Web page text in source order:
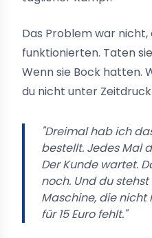
Das Problem war
funktionierten. Taten
Wenn sie Bock hatten.
du nicht unter
"Dreimal hab ich
bestellt. Jedes Mal
Der Kunde wartet.
noch. Und du
Maschine, die nicht
für 15 Euro fehlt."